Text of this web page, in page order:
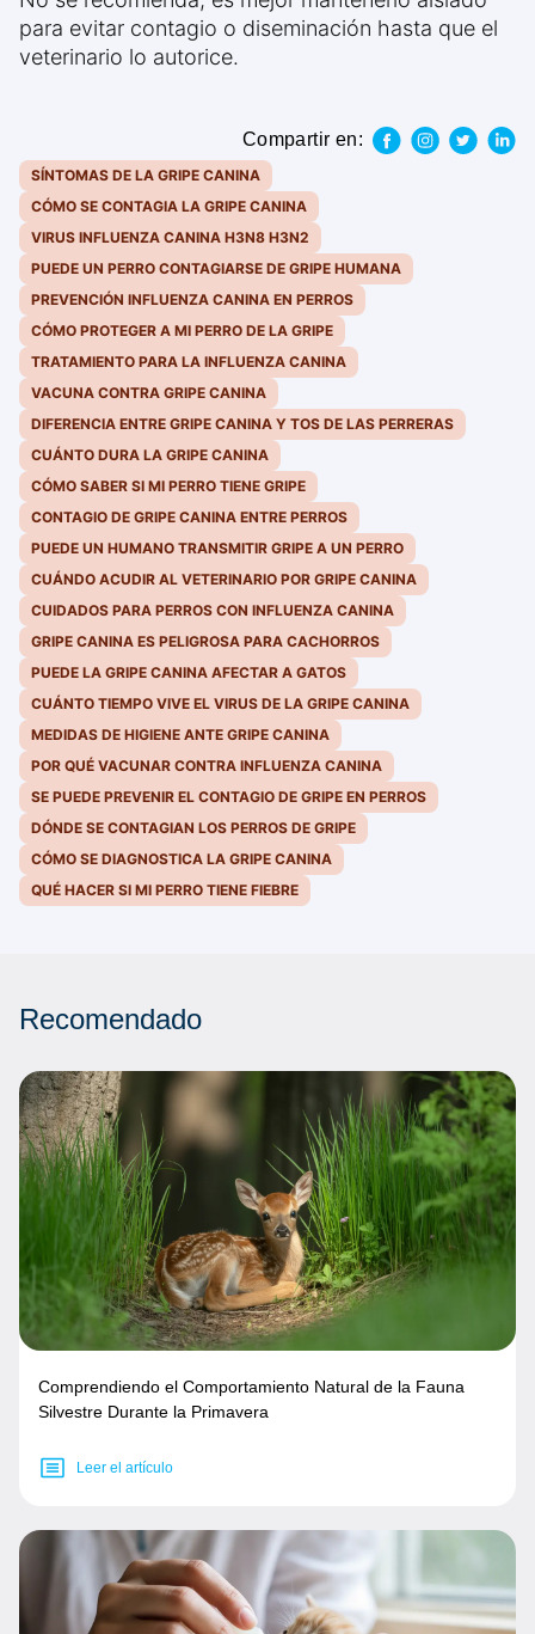
para evitar contagio o diseminación hasta que el
veterinario lo autorice.
Compartir en:
SÍNTOMAS DE LA GRIPE CANINA
CÓMO SE CONTAGIA LA GRIPE CANINA
VIRUS INFLUENZA CANINA H3N8 H3N2
PUEDE UN PERRO CONTAGIARSE DE GRIPE HUMANA
PREVENCIÓN INFLUENZA CANINA EN PERROS
CÓMO PROTEGER A MI PERRO DE LA GRIPE
TRATAMIENTO PARA LA INFLUENZA CANINA
VACUNA CONTRA GRIPE CANINA
DIFERENCIA ENTRE GRIPE CANINA Y TOS DE LAS PERRERAS
CUÁNTO DURA LA GRIPE CANINA
CÓMO SABER SI MI PERRO TIENE GRIPE
CONTAGIO DE GRIPE CANINA ENTRE PERROS
PUEDE UN HUMANO TRANSMITIR GRIPE A UN PERRO
CUÁNDO ACUDIR AL VETERINARIO POR GRIPE CANINA
CUIDADOS PARA PERROS CON INFLUENZA CANINA
GRIPE CANINA ES PELIGROSA PARA CACHORROS
PUEDE LA GRIPE CANINA AFECTAR A GATOS
CUÁNTO TIEMPO VIVE EL VIRUS DE LA GRIPE CANINA
MEDIDAS DE HIGIENE ANTE GRIPE CANINA
POR QUÉ VACUNAR CONTRA INFLUENZA CANINA
SE PUEDE PREVENIR EL CONTAGIO DE GRIPE EN PERROS
DÓNDE SE CONTAGIAN LOS PERROS DE GRIPE
CÓMO SE DIAGNOSTICA LA GRIPE CANINA
QUÉ HACER SI MI PERRO TIENE FIEBRE
Recomendado
Comprendiendo el Comportamiento Natural de la Fauna
Silvestre Durante la Primavera
Leer el artículo